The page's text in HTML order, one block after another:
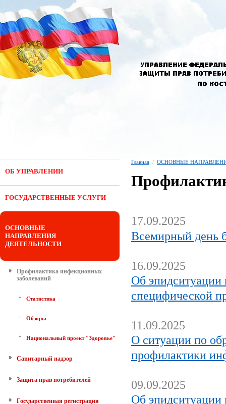
ОБ УПРАВЛЕНИИ
ГОСУДАРСТВЕННЫЕ УСЛУГИ
ОСНОВНЫЕ
НАПРАВЛЕНИЯ
ДЕЯТЕЛЬНОСТИ
Профилактика инфекционных
заболеваний
Статистика
Обзоры
Национальный проект "Здоровье"
Санитарный надзор
Защита прав потребителей
Государственная регистрация
Главная / ОСНОВНЫЕ
17.09.2025
Всемирный день
16.09.2025
Об
специфической
11.09.2025
О ситуации по
профилактики
09.09.2025
Об